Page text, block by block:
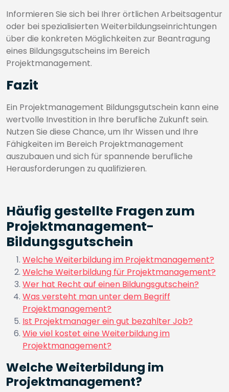
Informieren Sie sich bei Ihrer örtlichen Arbeitsagentur
oder bei spezialisierten Weiterbildungseinrichtungen
über die konkreten Möglichkeiten zur Beantragung
eines Bildungsgutscheins im Bereich
Projektmanagement.
Fazit
Ein Projektmanagement Bildungsgutschein kann eine
wertvolle Investition in Ihre berufliche Zukunft sein.
Nutzen Sie diese Chance, um Ihr Wissen und Ihre
Fähigkeiten im Bereich Projektmanagement
auszubauen und sich für spannende berufliche
Herausforderungen zu qualifizieren.
Häufig gestellte Fragen zum
Projektmanagement-
Bildungsgutschein
Welche Weiterbildung im Projektmanagement?
Welche Weiterbildung für Projektmanagement?
Wer hat Recht auf einen Bildungsgutschein?
Was versteht man unter dem Begriff
Projektmanagement?
Ist Projektmanager ein gut bezahlter Job?
Wie viel kostet eine Weiterbildung im
Projektmanagement?
Welche Weiterbildung im
Projektmanagement?